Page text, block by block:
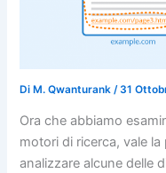
DiM. Qwanturank /31
Ora che abbiamo
motori di ricerca, vale la
analizzare alcune delle